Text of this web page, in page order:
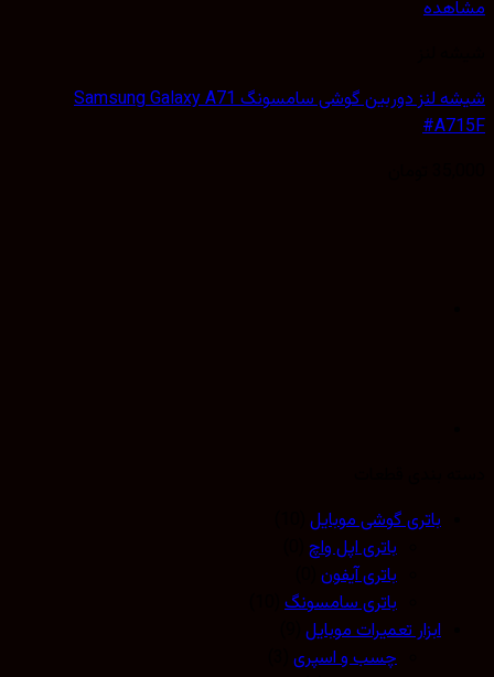
شیشه لنز دوربین گوشی سامسونگ Samsung Galaxy A71
باتری گوشی موبایل(10)
باتری اپل واچ(0)
باتری آیفون(0)
باتری سامسونگ(10)
ابزار تعمیرات موبایل(9)
چسب و اسپری(3)